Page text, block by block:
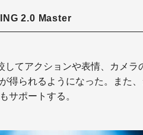
2.0 Master
してアクションや表情、カメラ
得られるようになった。また
サポートする。